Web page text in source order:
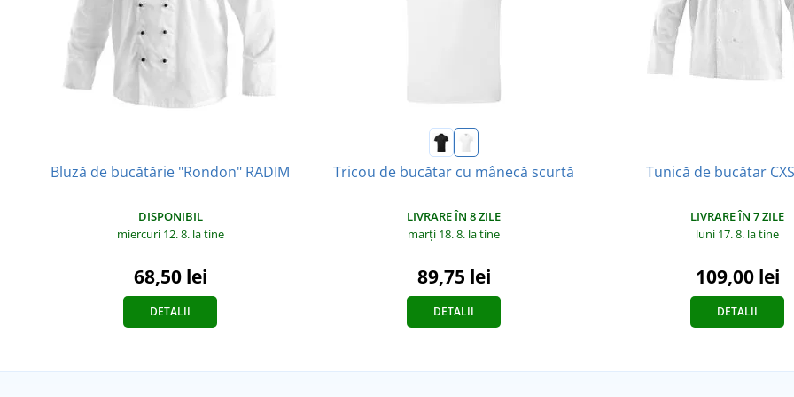
Bluză de bucătărie "Rondon" RADIM
DISPONIBIL
miercuri 12. 8. la tine
68,50 lei
DETALII
Tricou de bucătar cu mânecă scurtă
LIVRARE ÎN 8 ZILE
marți 18. 8. la tine
89,75 lei
DETALII
Tunică de bucătar
LIVRARE ÎN 7 ZILE
luni 17. 8. la tine
109,00 lei
DETALII